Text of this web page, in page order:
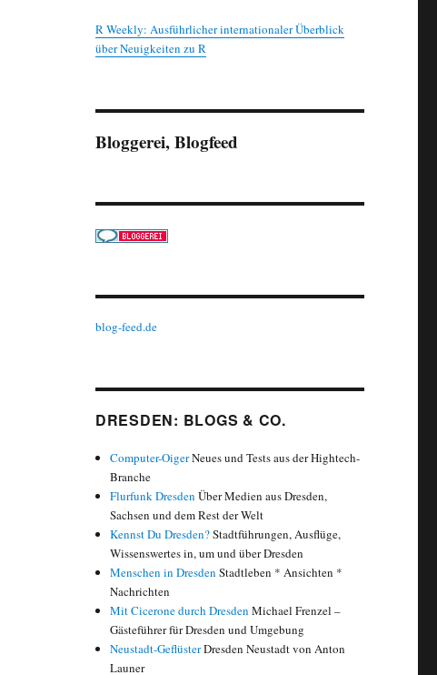
R Weekly: Ausführlicher internationaler Überblick
über Neuigkeiten zu R
Bloggerei, Blogfeed
blog-feed.de
DRESDEN: BLOGS & CO.
Computer-OigerNeues und Tests aus der Hightech-
Branche
Flurfunk Dresden Über Medien aus Dresden,
Sachsen und dem Rest der Welt
Kennst Du Dresden?Stadtführungen, Ausflüge,
Wissenswertes in, um und über Dresden
Menschen in Dresden Stadtleben * Ansichten *
Nachrichten
Mit Cicerone durch Dresden Michael Frenzel –
Gästeführer für Dresden und Umgebung
Neustadt-GeflüsterDresden Neustadt von Anton
Launer